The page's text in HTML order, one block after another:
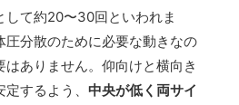
して約20〜30回といわれま
圧分散のために必要な動きなの
ありません。仰向けと横向き
定するよう、中央が低く両サイ